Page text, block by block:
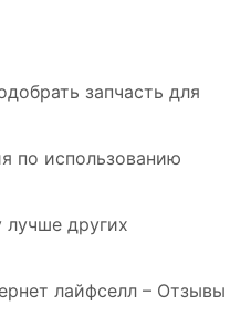
запчасть для
по использованию
других
лайфселл – Отзывы